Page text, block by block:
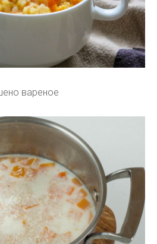
вареное